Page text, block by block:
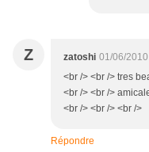
Z zatoshi 01/06/
<br /> <br /> tres
<br /> <br />
<br /> <br /> <br />
Répondre